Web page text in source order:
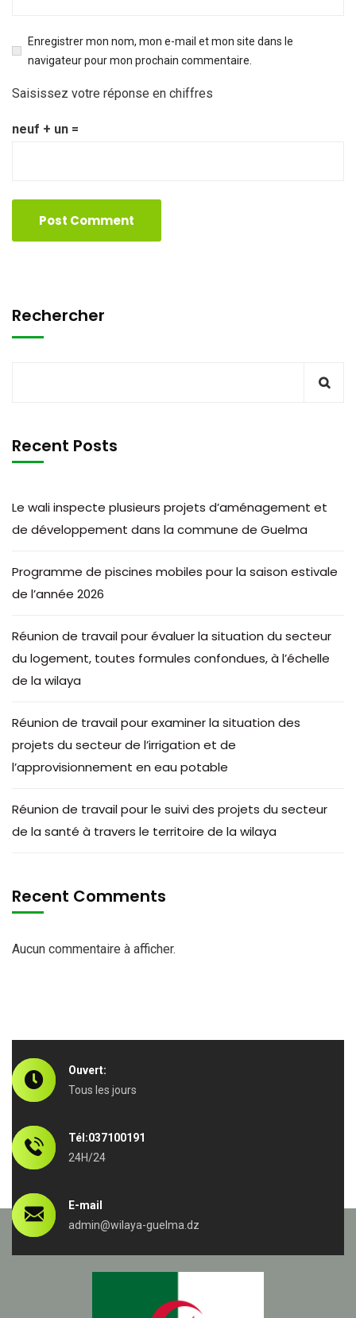
Enregistrer mon nom, mon e-mail et mon site dans le
navigateur pour mon prochain commentaire.
Saisissez votre réponse en chiffres
neuf + un =
Rechercher
Recent Posts
Le wali inspecte plusieurs projets d’aménagement et
de développement dans la commune de Guelma
Programme de piscines mobiles pour la saison estivale
de l’année 2026
Réunion de travail pour évaluer la situation du secteur
du logement, toutes formules confondues, à l’échelle
de la wilaya
Réunion de travail pour examiner la situation des
projets du secteur de l’irrigation et de
l’approvisionnement en eau potable
Réunion de travail pour le suivi des projets du secteur
de la santé à travers le territoire de la wilaya
Recent Comments
Aucun commentaire à afficher.
Ouvert:
Tous les jours
Tél:037100191
24H/24
E-mail
admin@wilaya-guelma.dz